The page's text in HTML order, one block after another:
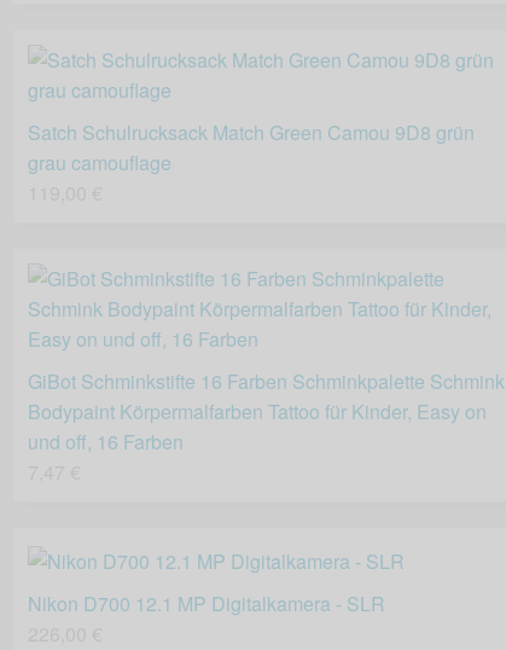
Satch Schulrucksack Match Green Camou 9D8 grün
grau camouflage
GiBot Schminkstifte 16 Farben Schminkpalette Schmink
Bodypaint Körpermalfarben Tattoo für Kinder, Easy on
und off, 16 Farben
Nikon D700 12.1 MP Digitalkamera - SLR